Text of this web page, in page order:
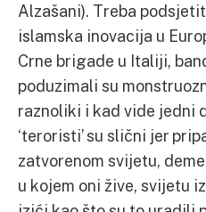
Alzašani). Treba
islamska inovacija u
Crne brigade u Italiji,
poduzimali su
raznoliki i kad vide jedni
‘teroristi’ su slični jer
zatvorenom svijetu,
u kojem oni žive, svijetu